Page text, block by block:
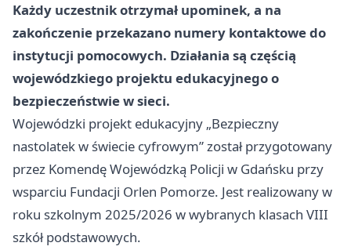
Każdy uczestnik otrzymał upominek, a na
zakończenie przekazano numery kontaktowe do
instytucji pomocowych. Działania są częścią
wojewódzkiego projektu edukacyjnego o
bezpieczeństwie w sieci.
Wojewódzki projekt edukacyjny „Bezpieczny
nastolatek w świecie cyfrowym” został przygotowany
przez Komendę Wojewódzką Policji w Gdańsku przy
wsparciu Fundacji Orlen Pomorze. Jest realizowany w
roku szkolnym 2025/2026 w wybranych klasach VIII
szkół podstawowych.